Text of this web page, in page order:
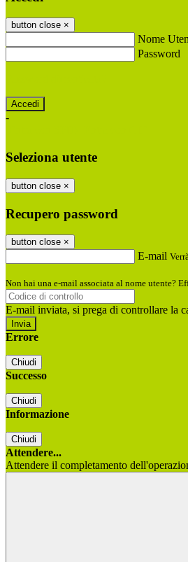
button close ×
Nome
Password
-
Seleziona utente
button close ×
Recupero password
button close ×
E-mail
Non hai una e-mail associata al nome utente?
E-mail inviata, si prega di controllare la
Errore
Chiudi
Successo
Chiudi
Informazione
Chiudi
Attendere...
Attendere il completamento